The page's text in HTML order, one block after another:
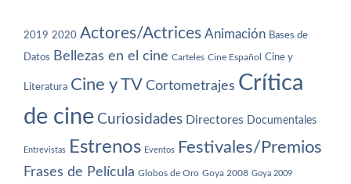
2019 2020 Actores/Actrices Animación Bases de
Datos Bellezas en el cine Carteles Cine Español Cine y
Literatura Cine y TV Cortometrajes Crítica
de cine Curiosidades Directores Documentales
Entrevistas Estrenos Eventos Festivales/Premios
Frases de Película Globos de Oro Goya 2008 Goya 2009